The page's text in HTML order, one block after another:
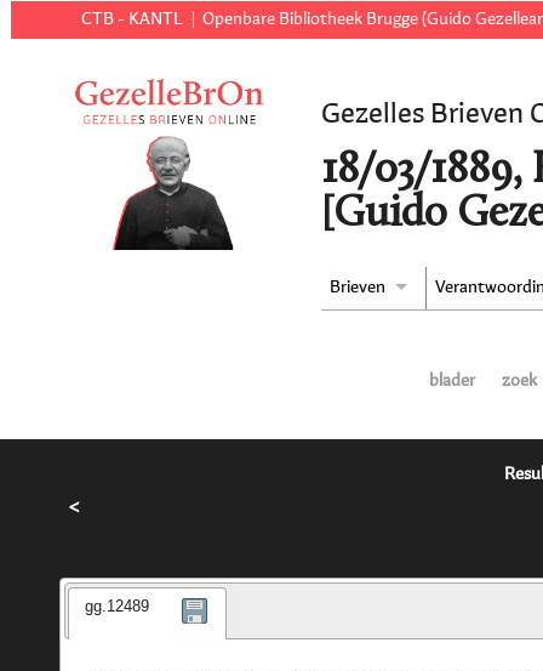
CTB - KANTL Openbare Bibliotheek Brugge (Guido
Gezelles Brieven
18/03/
[Guido
Brieven
blader zoek
<
gg.12489